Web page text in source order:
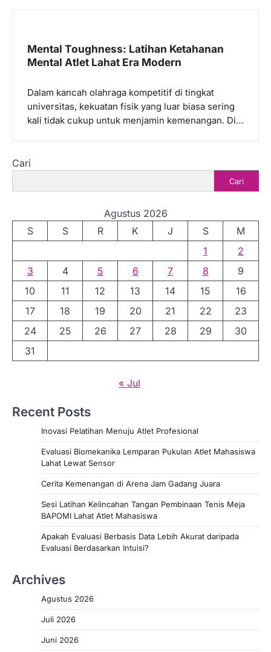
Mental Toughness: Latihan Ketahanan
Mental Atlet Lahat Era Modern
Dalam kancah olahraga kompetitif di tingkat
universitas, kekuatan fisik yang luar biasa sering
kali tidak cukup untuk menjamin kemenangan. Di…
Cari
Cari
Agustus 2026
S
S R K J S
M
1
2
3
4 5 6 7 8
9
10
11 12 13 14 15
16
17
18 19 20 21 22
23
24
25 26 27 28 29
30
31
« Jul
Recent Posts
Inovasi Pelatihan Menuju Atlet Profesional
Evaluasi Biomekanika Lemparan Pukulan Atlet Mahasiswa
Lahat Lewat Sensor
Cerita Kemenangan di Arena Jam Gadang Juara
Sesi Latihan Kelincahan Tangan Pembinaan Tenis Meja
BAPOMI Lahat Atlet Mahasiswa
Apakah Evaluasi Berbasis Data Lebih Akurat daripada
Evaluasi Berdasarkan Intuisi?
Archives
Agustus 2026
Juli 2026
Juni 2026